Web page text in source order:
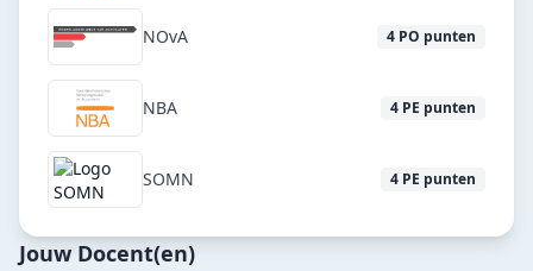
NOvA 4 PO punten
NBA 4 PE punten
SOMN 4 PE punten
Jouw Docent(en)